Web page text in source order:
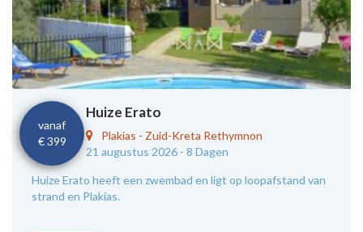
vanaf
€ 399
Huize Erato
Plakias - Zuid-Kreta Rethymnon
21 augustus 2026 - 8 Dagen
Huize Erato heeft een zwembad en ligt op loopafstand van
strand en Plakias.